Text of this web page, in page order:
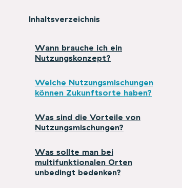
Inhaltsverzeichnis
Wann brauche ich ein
Nutzungskonzept?
Welche Nutzungsmischungen
können Zukunftsorte haben?
Was sind die Vorteile von
Nutzungsmischungen?
Was sollte man bei
multifunktionalen Orten
unbedingt bedenken?